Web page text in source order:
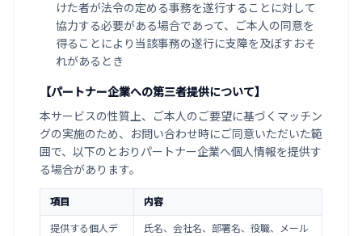
けた者が法令の定める事務を遂行することに対して
協力する必要がある場合であって、ご本人の同意を
得ることにより当該事務の遂行に支障を及ぼすおそ
れがあるとき
【パートナー企業への第三者提供について】
本サービスの性質上、ご本人のご要望に基づくマッチン
グの実施のため、お問い合わせ時にご同意いただいた範
囲で、以下のとおりパートナー企業へ個人情報を提供す
る場合があります。
項目 内容
提供する個人デ
氏名、会社名、部署名、役職、メール